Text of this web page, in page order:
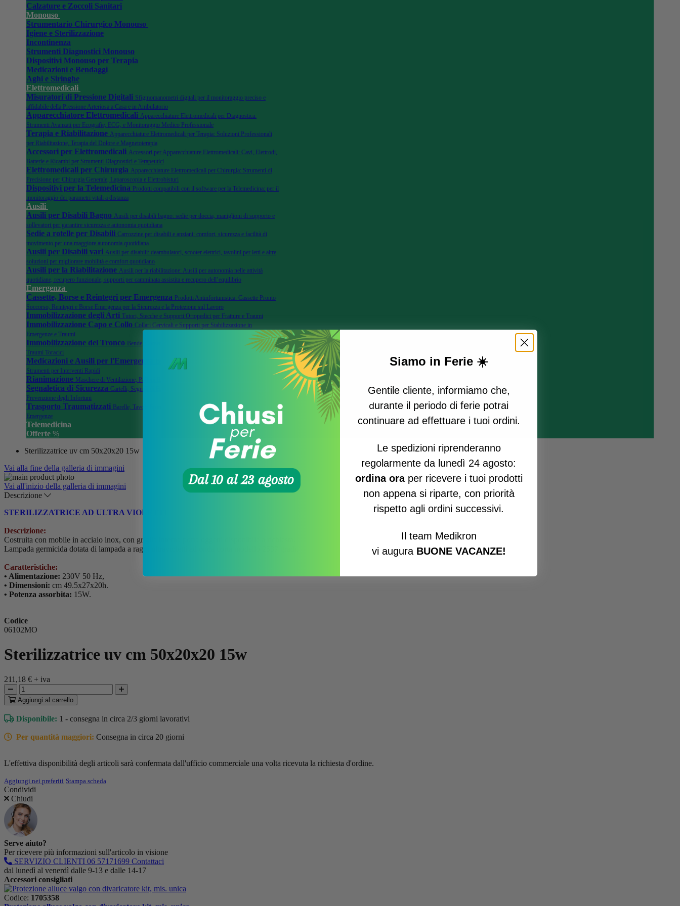
Calzature e Zoccoli Sanitari
Monouso
Strumentario Chirurgico Monouso
Igiene e Sterilizzazione
Incontinenza
Strumenti Diagnostici Monouso
Dispositivi Monouso per Terapia
Medicazioni e Bendaggi
Aghi e Siringhe
Elettromedicali
Misuratori di Pressione Digitali Sfigmomanometri digitali per il monitoraggio preciso e
affidabile della Pressione Arteriosa a Casa e in Ambulatorio
Apparecchiatore Elettromedicali Apparecchiature Elettromedicali per Diagnostica:
Strumenti Avanzati per Ecografie, ECG, e Monitoraggio Medico Professionale
Terapia e Riabilitazione Apparecchiature Elettromedicali per Terapia: Soluzioni Professionali
per Riabilitazione, Terapia del Dolore e Magnetoterapia
Accessori per Elettromedicali Accessori per Apparecchiature Elettromedicali: Cavi, Elettrodi,
Batterie e Ricambi per Strumenti Diagnostici e Terapeutici
Elettromedicali per Chirurgia Apparecchiature Elettromedicali per Chirurgia: Strumenti di
Precisione per Chirurgia Generale, Laparoscopia e Elettrobisturi
Dispositivi per la Telemedicina Prodotti compatibili con il software per la Telemedicina: per il
monitoraggio dei parametri vitali a distanza
Ausili
Ausili per Disabili Bagno Ausili per disabili bagno: sedie per doccia, maniglioni di supporto e
sollevatori per garantire sicurezza e autonomia quotidiana
Sedie a rotelle per Disabili Carrozzine per disabili e anziani: comfort, sicurezza e facilità di
movimento per una maggiore autonomia quotidiana
Ausili per Disabili vari Ausili per disabili: deambulatori, scooter elettrici, tavolini per letti e altre
soluzioni per migliorare mobilità e comfort quotidiano
Ausili per la Riabilitazione Ausili per la riabilitazione: Ausili per autonomia nelle attività
quotidiane, recupero funzionale, supporti per camminata assistita e recupero dell’equilibrio
Emergenza
Cassette, Borse e Reintegri per Emergenza Prodotti Antinfortunistica: Cassette Pronto
Soccorso, Reintegri e Borse Emergenza per la Sicurezza e la Protezione sul Lavoro
Immobilizzazione degli Arti Tutori, Stecche e Supporti Ortopedici per Fratture e Traumi
Immobilizzazione Capo e Collo Collari Cervicali e Supporti per Stabilizzazione in
Emergenze e Traumi
Immobilizzazione del Tronco Bende, Corsetti e Dispositivi di Stabilizzazione per Fratture e
Traumi Toracici
Medicazioni e Ausili per l'Emergenza
Bende, Garze Sterili, Kit di Primo Soccorso e
Strumenti per Interventi Rapidi
Rianimazione Maschere di Ventilazione, Palloni Rianimatori e Kit per Emergenze Mediche
Segnaletica di Sicurezza Cartelli, Segnali di Emergenza, e Dispositivi di Segnalazione per la
Prevenzione degli Infortuni
Trasporto Traumatizzati Barelle, Tavole Spinali, Immobilizzatori e Accessori per Soccorso e
Emergenze
Telemedicina
Offerte %
Sterilizzatrice uv cm 50x20x20 15w
Vai alla fine della galleria di immagini
Vai all'inizio della galleria di immagini
Descrizione
STERILIZZATRICE AD ULTRA VIOLETTI
Descrizione:
Costruita con mobile in acciaio inox, con griglia interna porta oggetti disponibile a richiesta.
Lampada germicida dotata di lampada a raggi ultravioletti ad onda corta modello 2537 gradi.
Caratteristiche:
• Alimentazione: 230V 50 Hz,
• Dimensioni: cm 49.5x27x20h.
• Potenza assorbita: 15W.
Codice
06102MO
Sterilizzatrice uv cm 50x20x20 15w
211,18 € + iva
Aggiungi al carrello
Disponibile: 1 - consegna in circa 2/3 giorni lavorativi
Per quantità maggiori: Consegna in circa 20 giorni
L'effettiva disponibilità degli articoli sarà confermata dall'ufficio commerciale una volta ricevuta la richiesta d'ordine.
Aggiungi nei preferiti Stampa scheda
Condividi
Chiudi
Serve aiuto?
Per ricevere più informazioni sull'articolo in visione
SERVIZIO CLIENTI 06 57171699 Contattaci
dal lunedì al venerdì dalle 9-13 e dalle 14-17
Accessori consigliati
Codice: 1705358
Siamo in Ferie ☀️
Gentile cliente, informiamo che,
durante il periodo di ferie potrai
continuare ad effettuare i tuoi ordini.
Le spedizioni riprenderanno
regolarmente da lunedì 24 agosto:
ordina ora per ricevere i tuoi prodotti
non appena si riparte, con priorità
rispetto agli ordini successivi.
Il team Medikron
vi augura BUONE VACANZE!